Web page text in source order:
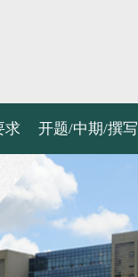
求 开题/中期/撰写